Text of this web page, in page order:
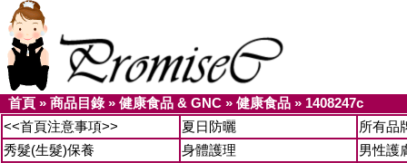
首頁 » 商品目錄» 健康食品 & GNC » 健康食品 » 1408247c
<<首頁注意事項>>
夏日防曬
所有品
秀髮(生髮)保養
身體護理
男性護